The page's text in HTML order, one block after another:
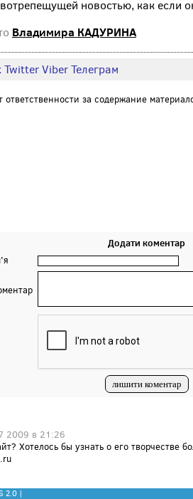
новостью, как если
Владимира КАДУРИНА
TwitterViberТелеграм
за содержание
Додати коментар
2009 в 21:26
Хотелось бы узнать о его творчестве
2.0 |